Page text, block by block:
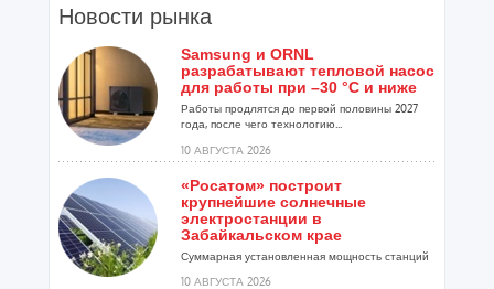
Новости рынка
Samsung и ORNL
разрабатывают тепловой насос
для работы при –30 °C и ниже
Работы продлятся до первой половины 2027
года, после чего технологию...
10 АВГУСТА 2026
«Росатом» построит
крупнейшие солнечные
электростанции в
Забайкальском крае
Суммарная установленная мощность станций
10 АВГУСТА 2026